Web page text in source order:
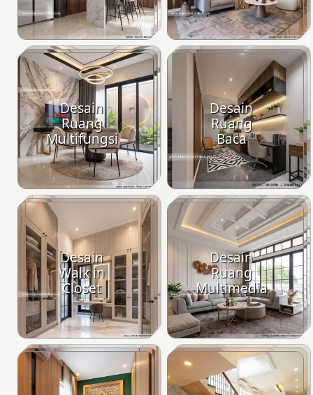
Desain
Ruang
Multifungsi
Desain
Ruang
Baca
Desain
Walk in
Closet
Desain
Ruang
Multimedia